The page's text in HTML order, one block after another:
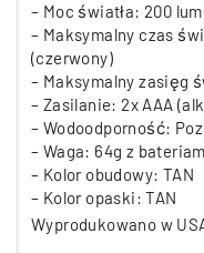
– Moc światła: 200
– Maksymalny czas
(czerwony)
– Maksymalny zasięg
– Zasilanie: 2x AAA
– Wodoodporność:
– Waga: 64g z
– Kolor obudowy: TAN
– Kolor opaski: TAN
Wyprodukowano w